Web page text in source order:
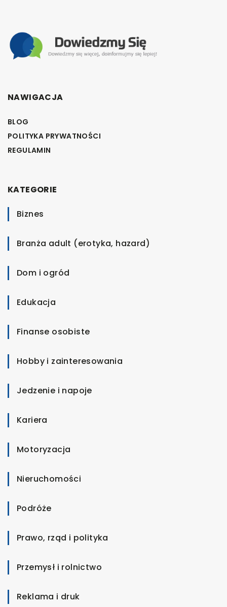
NAWIGACJA
BLOG
POLITYKA PRYWATNOŚCI
REGULAMIN
KATEGORIE
Biznes
Branża adult (erotyka, hazard)
Dom i ogród
Edukacja
Finanse osobiste
Hobby i zainteresowania
Jedzenie i napoje
Kariera
Motoryzacja
Nieruchomości
Podróże
Prawo, rząd i polityka
Przemysł i rolnictwo
Reklama i druk